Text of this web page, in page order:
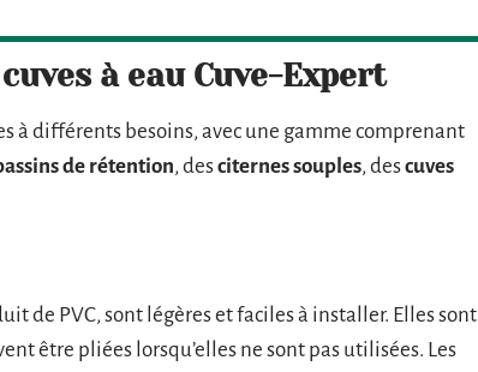
à eau Cuve-Expert
à différents besoins, avec une gamme comprenant
de rétention, desciternes souples, descuves
de PVC, sont légères et faciles à installer. Elles sont
être pliées lorsqu’elles ne sont pas utilisées. Les